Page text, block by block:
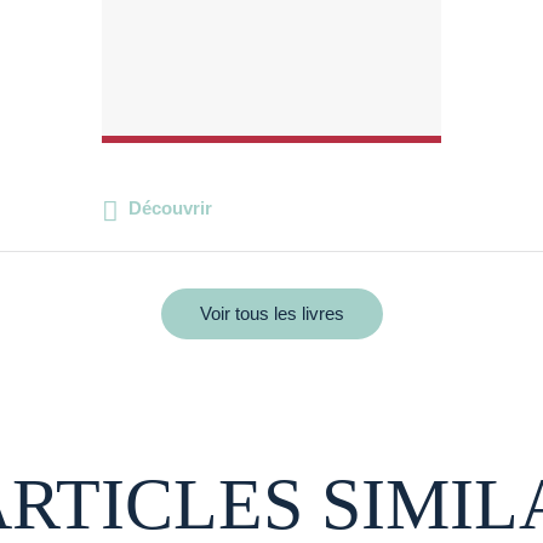
Découvrir
Voir tous les livres